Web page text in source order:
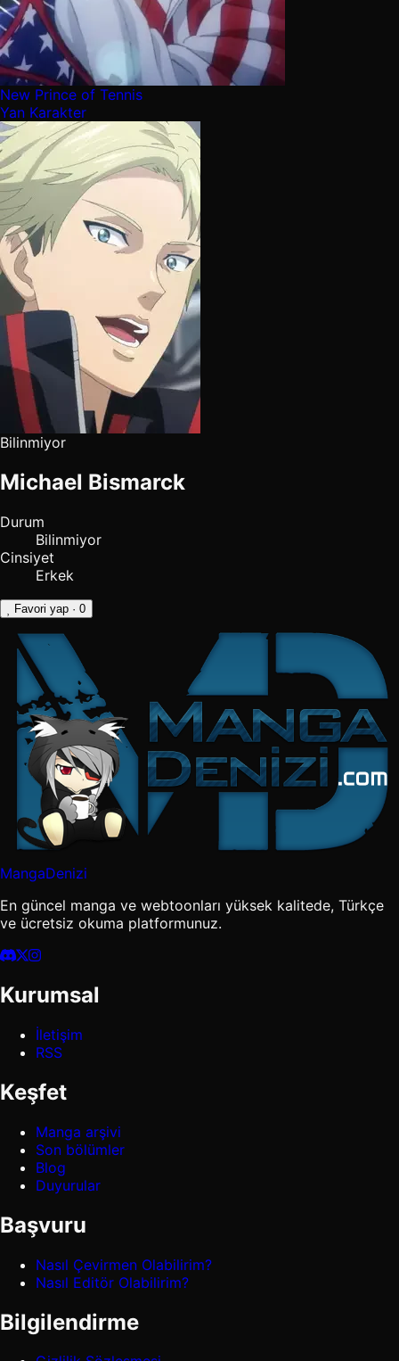
New Prince of Tennis
Yan Karakter
Bilinmiyor
Michael Bismarck
Durum
Bilinmiyor
Cinsiyet
Erkek
Favori yap · 0
MangaDenizi
En güncel manga ve webtoonları yüksek kalitede, Türkçe
ve ücretsiz okuma platformunuz.
Kurumsal
İletişim
RSS
Keşfet
Manga arşivi
Son bölümler
Blog
Duyurular
Başvuru
Nasıl Çevirmen Olabilirim?
Nasıl Editör Olabilirim?
Bilgilendirme